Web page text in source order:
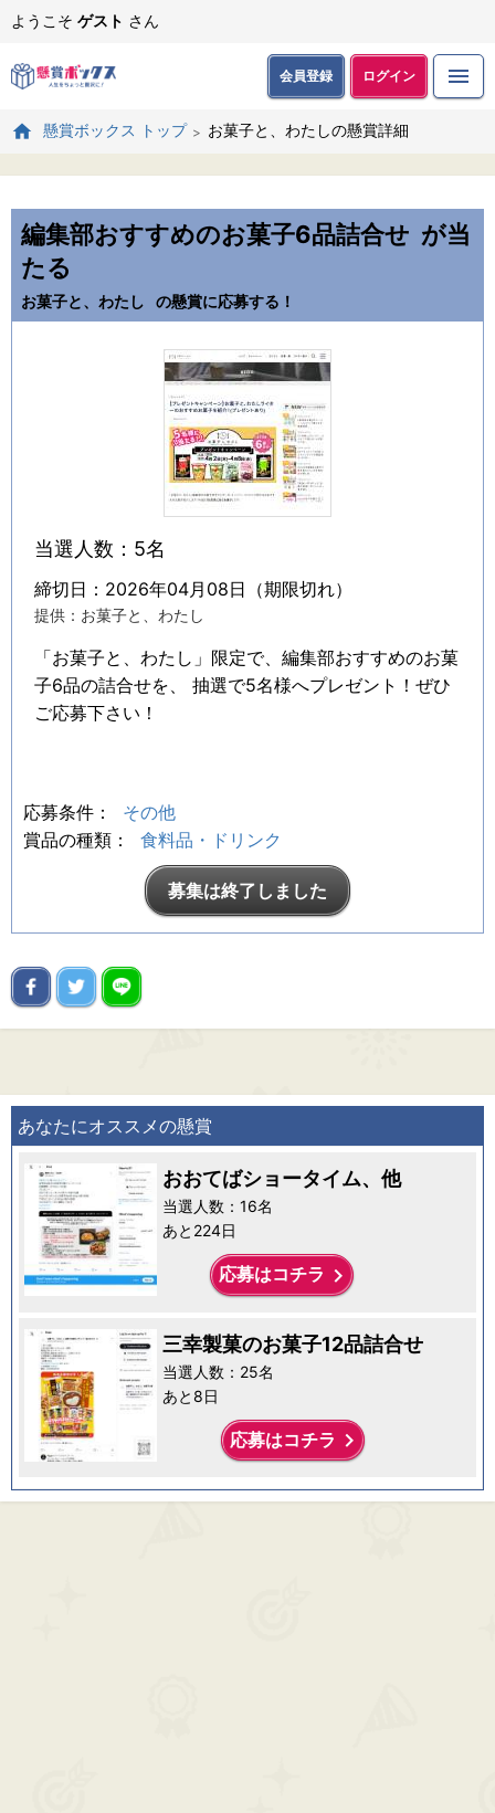
ようこそ ゲスト さん
会員登録 ログイン
懸賞ボックス トップ お菓子と、わたしの懸賞詳細
編集部おすすめのお菓子6品詰合せ が当
たる
お菓子と、わたし の懸賞に応募する！
当選人数：5名
締切日：2026年04月08日（期限切れ）
提供：お菓子と、わたし
「お菓子と、わたし」限定で、編集部おすすめのお菓
子6品の詰合せを、 抽選で5名様へプレゼント！ぜひ
ご応募下さい！
応募条件：
その他
賞品の種類：
食料品・ドリンク
募集は終了しました
あなたにオススメの懸賞
おおてばショータイム、他
当選人数：16名
あと224日
応募はコチラ keyboard_arrow_right
三幸製菓のお菓子12品詰合せ
当選人数：25名
あと8日
応募はコチラ keyboard_arrow_right